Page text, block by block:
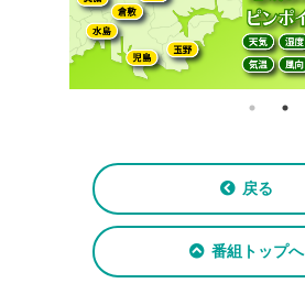
戻る
番組トップへ